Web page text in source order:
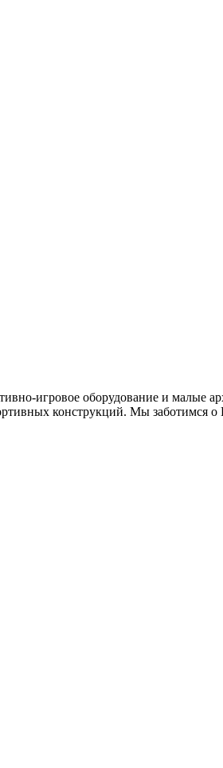
игровое оборудование и малые
конструкций. Мы заботимся